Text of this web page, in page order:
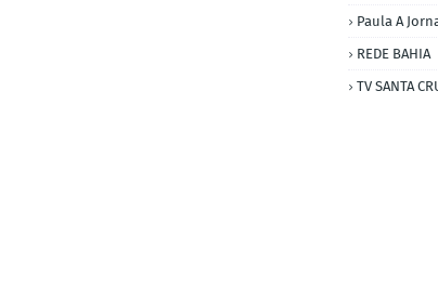
Paula A
REDE BAHIA
TV SANTA